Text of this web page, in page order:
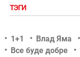
ТЭГИ
1+1 Влад Яма
Все буде добре